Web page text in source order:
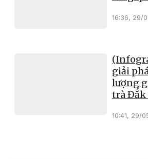
16:36, 29/
giải
lượng
trà Đắk
10:41, 29/